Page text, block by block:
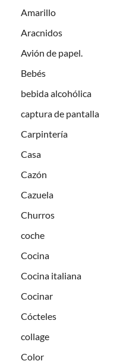
Amarillo
Aracnidos
Avión de papel.
Bebés
bebida alcohólica
captura de pantalla
Carpintería
Casa
Cazón
Cazuela
Churros
coche
Cocina
Cocina italiana
Cocinar
Cócteles
collage
Color